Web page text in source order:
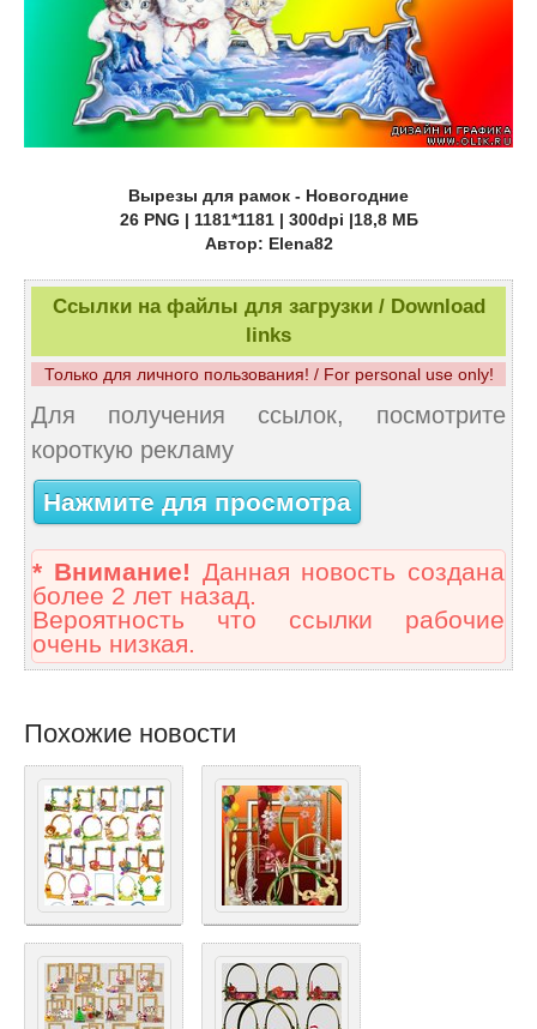
Вырезы для рамок - Новогодние
26 PNG | 1181*1181 | 300dpi |18,8 МБ
Автор: Elena82
Ссылки на файлы для загрузки / Download
links
Только для личного пользования! / For personal use only!
Для получения ссылок, посмотрите
короткую рекламу
Нажмите для просмотра
* Внимание! Данная новость создана
более 2 лет назад.
Вероятность что ссылки рабочие
очень низкая.
Похожие новости